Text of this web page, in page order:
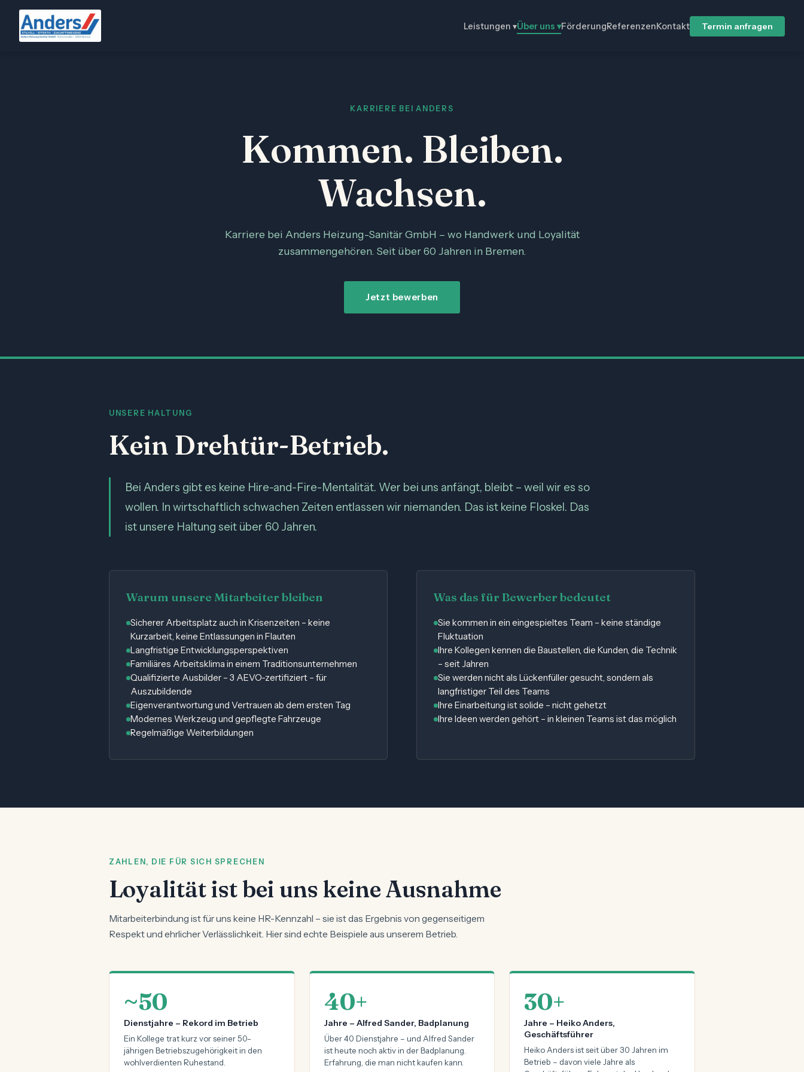
Leistungen ▾Über uns ▾FörderungReferenzenKontakt Termin anfragen
KARRIERE BEI ANDERS
Kommen. Bleiben.
Wachsen.
Karriere bei Anders Heizung-Sanitär GmbH – wo Handwerk und Loyalität
zusammengehören. Seit über 60 Jahren in Bremen.
Jetzt bewerben
UNSERE HALTUNG
Kein Drehtür-Betrieb.
Bei Anders gibt es keine Hire-and-Fire-Mentalität. Wer bei uns anfängt, bleibt – weil wir es so
wollen. In wirtschaftlich schwachen Zeiten entlassen wir niemanden. Das ist keine Floskel. Das
ist unsere Haltung seit über 60 Jahren.
Warum unsere Mitarbeiter bleiben
Sicherer Arbeitsplatz auch in Krisenzeiten – keine
Kurzarbeit, keine Entlassungen in Flauten
Langfristige Entwicklungsperspektiven
Familiäres Arbeitsklima in einem Traditionsunternehmen
Qualifizierte Ausbilder – 3 AEVO-zertifiziert – für
Auszubildende
Eigenverantwortung und Vertrauen ab dem ersten Tag
Modernes Werkzeug und gepflegte Fahrzeuge
Regelmäßige Weiterbildungen
Was das für Bewerber bedeutet
Sie kommen in ein eingespieltes Team – keine ständige
Fluktuation
Ihre Kollegen kennen die Baustellen, die Kunden, die Technik
– seit Jahren
Sie werden nicht als Lückenfüller gesucht, sondern als
langfristiger Teil des Teams
Ihre Einarbeitung ist solide – nicht gehetzt
Ihre Ideen werden gehört – in kleinen Teams ist das möglich
ZAHLEN, DIE FÜR SICH SPRECHEN
Loyalität ist bei uns keine Ausnahme
Mitarbeiterbindung ist für uns keine HR-Kennzahl – sie ist das Ergebnis von gegenseitigem
Respekt und ehrlicher Verlässlichkeit. Hier sind echte Beispiele aus unserem Betrieb.
~50
Dienstjahre – Rekord im Betrieb
Ein Kollege trat kurz vor seiner 50-
jährigen Betriebszugehörigkeit in den
wohlverdienten Ruhestand.
40+
Jahre – Alfred Sander, Badplanung
Über 40 Dienstjahre – und Alfred Sander
ist heute noch aktiv in der Badplanung.
Erfahrung, die man nicht kaufen kann.
30+
Jahre – Heiko Anders,
Geschäftsführer
Heiko Anders ist seit über 30 Jahren im
Betrieb – davon viele Jahre als